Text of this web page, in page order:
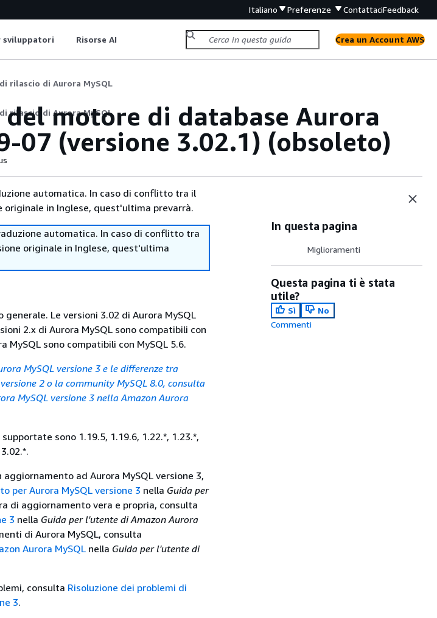
Italiano Preferenze ContattaciFeedback
sviluppatori Risorse AI Crea un Account AWS
rilascio di Aurora MySQL
rilascio di Aurora MySQL
motore di database Aurora
07 (versione 3.02.1) (obsoleto)
automatica. In caso di conflitto tra il
in Inglese, quest'ultima prevarrà.
automatica. In caso di conflitto tra
originale in Inglese, quest'ultima
Le versioni 3.02 di Aurora MySQL
2.x di Aurora MySQL sono compatibili con
MySQL sono compatibili con MySQL 5.6.
MySQL versione 3 e le differenze tra
2 o la community MySQL 8.0, consulta
MySQL versione 3 nella Amazon Aurora
sono 1.19.5, 1.19.6, 1.22.*, 1.23.*,
ad Aurora MySQL versione 3,
per Aurora MySQL versione 3 nella Guida per
di aggiornamento vera e propria, consulta
3 nella Guida per l'utente di Amazon Aurora
di Aurora MySQL, consulta
Aurora MySQL nella Guida per l'utente di
consulta Risoluzione dei problemi di
3.
In questa pagina
Miglioramenti
Questa pagina ti è stata
utile?
Sì
No
Commenti